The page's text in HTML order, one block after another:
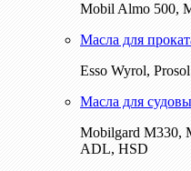
Mobil Almo 500,
Масла для
Esso Wyrol,
Масла для
Mobilgard M330,
ADL, HSD